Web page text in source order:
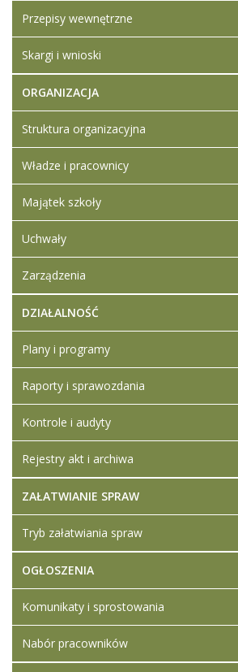
zmieniony.
Dodane
załączniki
Tabela
rozmiarów
Projekt
umowy
zał. nr 4
Formularz
oferty zał.
Protokół
zadawczo-
zał. nr 3
Zapytanie
ofertowe
wtorek,
21
wrzesień
15:24
Ledwójcik
Przepisy wewnętrzne
Skargi i wnioski
ORGANIZACJA
Struktura organizacyjna
Władze i pracownicy
Majątek szkoły
Uchwały
Zarządzenia
DZIAŁALNOŚĆ
Plany i programy
Raporty i sprawozdania
Kontrole i audyty
Rejestry akt i archiwa
ZAŁATWIANIE SPRAW
Tryb załatwiania spraw
OGŁOSZENIA
Komunikaty i sprostowania
Nabór pracowników